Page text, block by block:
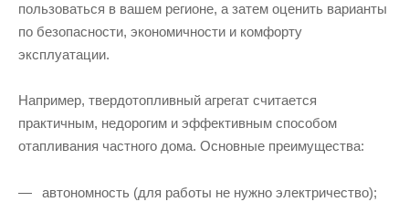
пользоваться в вашем регионе, а затем оценить варианты
по безопасности, экономичности и комфорту
эксплуатации.
Например, твердотопливный агрегат считается
практичным, недорогим и эффективным способом
отапливания частного дома. Основные преимущества:
автономность (для работы не нужно электричество);